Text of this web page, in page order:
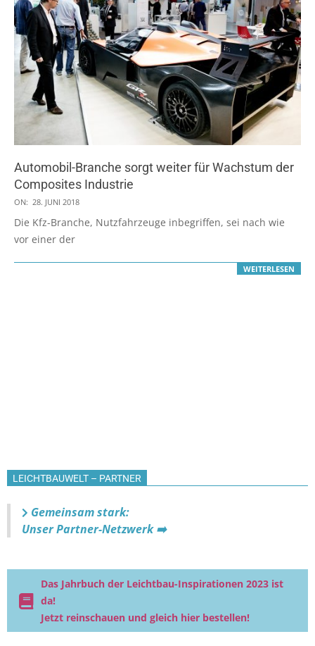
Automobil-Branche sorgt weiter für Wachstum der
Composites Industrie
2018-
06-
28
ON: 28. JUNI 2018
Die Kfz-Branche, Nutzfahrzeuge inbegriffen, sei nach wie
vor einer der
WEITERLESEN
LEICHTBAUWELT – PARTNER
Gemeinsam stark:
Unser Partner-Netzwerk ➡️
Das Jahrbuch der Leichtbau-Inspirationen 2023 ist
da!
Jetzt reinschauen und gleich hier bestellen!